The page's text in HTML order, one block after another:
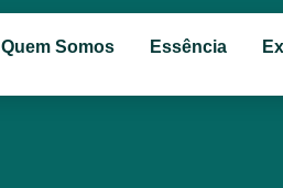
Quem Somos Essência